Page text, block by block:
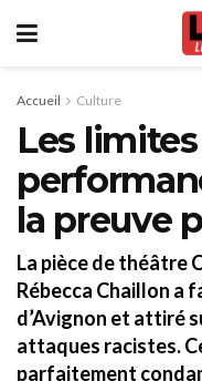
Accueil Culture
Les limites
la preuve
La pièce de théâtre
Rébecca Chaillon a
d’Avignon et attiré
attaques racistes.
parfaitement